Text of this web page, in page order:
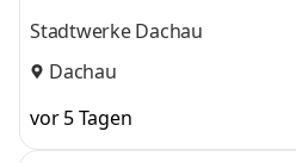
Stadtwerke Dachau
Dachau
vor 5 Tagen